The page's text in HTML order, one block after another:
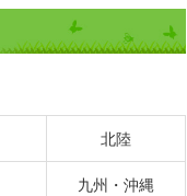
北陸
九州・沖縄